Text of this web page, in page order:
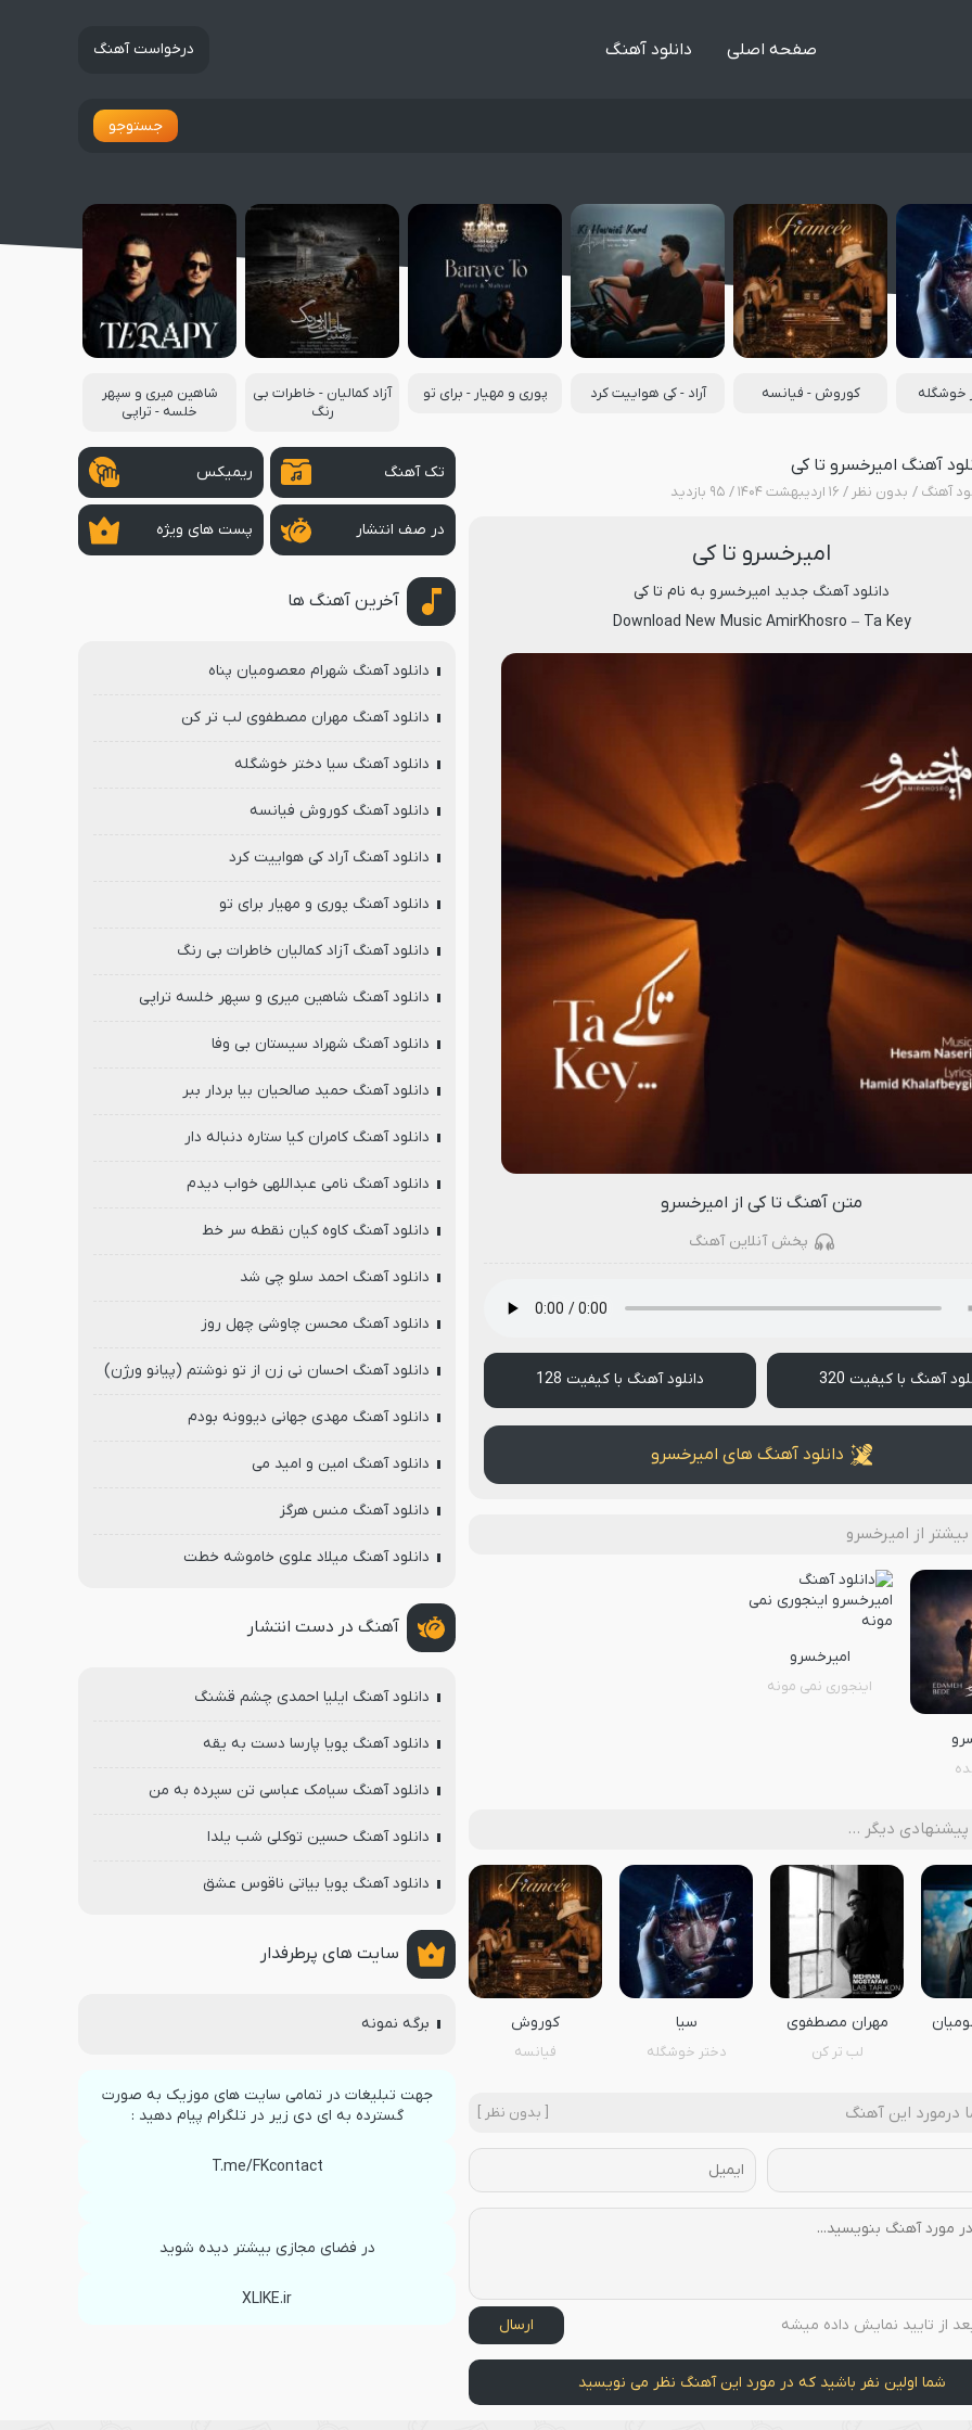
صفحه اصلی دانلود آهنگ درخواست آهنگ
جستوجو
خوشگله کوروش - فیانسه آراد - کی هواییت کرد پوری و مهیار - برای تو
آزاد کمالیان - خاطرات بی
رنگ
شاهین میری و سپهر
خلسه - تراپی
آهنگ امیرخسرو تا کی
آهنگ بدون نظر ۱۶ اردیبهشت ۱۴۰۴ ۹۵ بازدید
امیرخسرو تا کی
دانلود آهنگ جدید امیرخسرو به نام تا کی
Download New Music AmirKhosro – Ta Key
متن آهنگ تا کی از امیرخسرو
پخش آنلاین آهنگ
آهنگ با کیفیت 320 دانلود آهنگ با کیفیت 128
دانلود آهنگ های امیرخسرو
از امیرخسرو
امیرخسرو
اینجوری نمی مونه
دیگر …
مهران مصطفوی
لب تر کن
سیا
دختر خوشگله
کوروش
فیانسه
درمورد این آهنگ [ بدون نظر ]
از تایید نمایش داده میشه ارسال
شما اولین نفر باشید که در مورد این آهنگ نظر می نویسید
تک آهنگ ریمیکس
در صف انتشار پست های ویژه
آخرین آهنگ ها
دانلود آهنگ شهرام معصومیان پناه
دانلود آهنگ مهران مصطفوی لب تر کن
دانلود آهنگ سیا دختر خوشگله
دانلود آهنگ کوروش فیانسه
دانلود آهنگ آراد کی هواییت کرد
دانلود آهنگ پوری و مهیار برای تو
دانلود آهنگ آزاد کمالیان خاطرات بی رنگ
دانلود آهنگ شاهین میری و سپهر خلسه تراپی
دانلود آهنگ شهراد سیستان بی وفا
دانلود آهنگ حمید صالحیان بیا بردار ببر
دانلود آهنگ کامران کیا ستاره دنباله دار
دانلود آهنگ نامی عبداللهی خواب دیدم
دانلود آهنگ کاوه کیان نقطه سر خط
دانلود آهنگ احمد سلو چی شد
دانلود آهنگ محسن چاوشی چهل روز
دانلود آهنگ احسان نی زن از تو نوشتم (پیانو ورژن)
دانلود آهنگ مهدی جهانی دیوونه بودم
دانلود آهنگ امین و امید می
دانلود آهنگ منس هرگز
دانلود آهنگ میلاد علوی خاموشه خطت
آهنگ در دست انتشار
دانلود آهنگ ایلیا احمدی چشم قشنگ
دانلود آهنگ پویا پارسا دست به یقه
دانلود آهنگ سیامک عباسی تن سپرده به من
دانلود آهنگ حسین توکلی شب یلدا
دانلود آهنگ پویا بیاتی ناقوس عشق
سایت های پرطرفدار
برگه نمونه
جهت تبلیغات در تمامی سایت های موزیک به صورت
گسترده به ای دی زیر در تلگرام پیام دهید :
T.me/FKcontact
در فضای مجازی بیشتر دیده شوید
XLIKE.ir